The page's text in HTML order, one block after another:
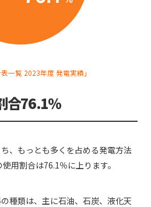
一覧 2023年度 発電実績」
合76.1％
、もっとも多くを占める発電方法
用割合は76.1％に上ります。
種類は、主に石油、石炭、液化天